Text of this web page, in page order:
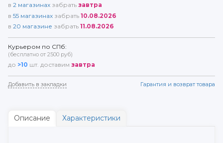
в 2 магазинах забрать завтра
в 55 магазинах забрать 10.08.2026
в 20 магазине забрать 11.08.2026
Курьером по СПб:
(бесплатно от 2500 руб)
до >10 шт. доставим завтра
Добавить в закладки Гарантия и возврат товара
Описание Характеристики